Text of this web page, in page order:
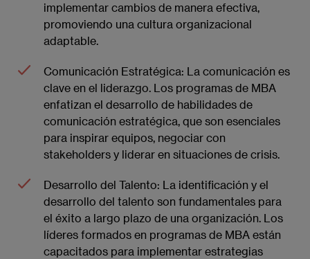
implementar cambios de manera efectiva,
promoviendo una cultura organizacional
adaptable.
Comunicación Estratégica: La comunicación es
clave en el liderazgo. Los programas de MBA
enfatizan el desarrollo de habilidades de
comunicación estratégica, que son esenciales
para inspirar equipos, negociar con
stakeholders y liderar en situaciones de crisis.
Desarrollo del Talento: La identificación y el
desarrollo del talento son fundamentales para
el éxito a largo plazo de una organización. Los
líderes formados en programas de MBA están
capacitados para implementar estrategias